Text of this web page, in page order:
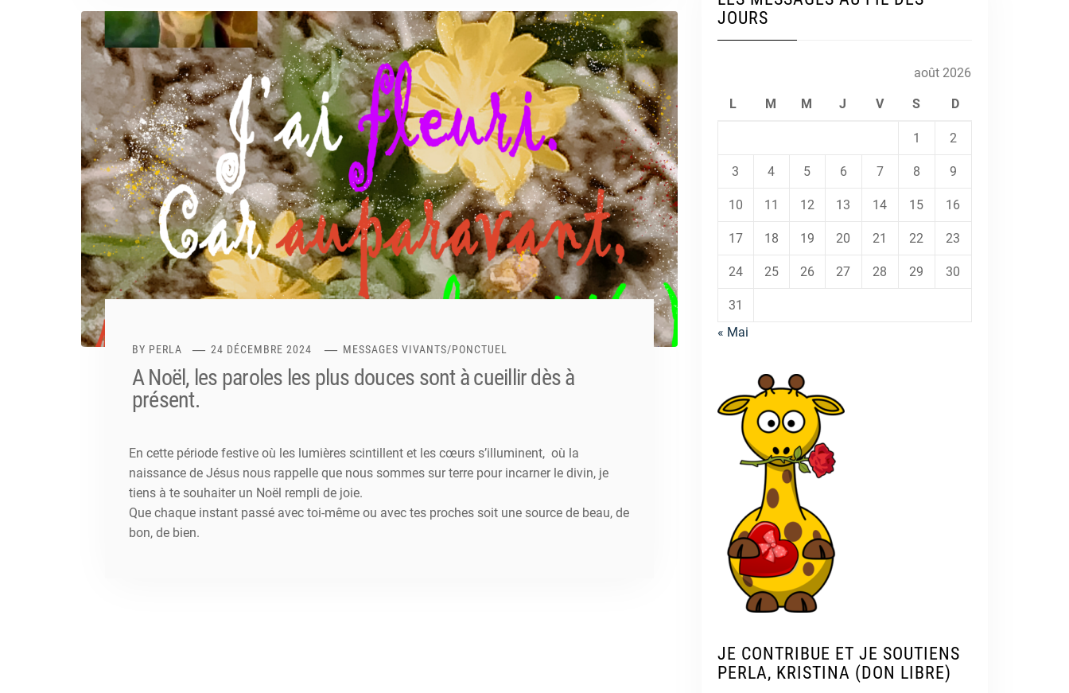
BY PERLA 24 DÉCEMBRE 2024 MESSAGES VIVANTS/PONCTUEL
A Noël, les paroles les plus douces sont à cueillir dès à
présent.
En cette période festive où les lumières scintillent et les cœurs s’illuminent, où la
naissance de Jésus nous rappelle que nous sommes sur terre pour incarner le divin, je
tiens à te souhaiter un Noël rempli de joie.
Que chaque instant passé avec toi-même ou avec tes proches soit une source de beau, de
bon, de bien.
JOURS
août 2026
L M M J V S D
1 2
3 4 5 6 7 8 9
10 11 12 13 14 15 16
17 18 19 20 21 22 23
24 25 26 27 28 29 30
31
« Mai
JE CONTRIBUE ET JE SOUTIENS
PERLA, KRISTINA (DON LIBRE)